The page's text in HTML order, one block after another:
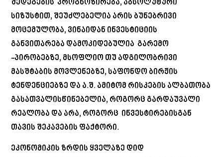
შედეგების პროგნოზირება, აბსოლუტური
სიზუსტით, შეუძლებელია არის ბუნებრივი
მოცემულობა, ვინაიდან ინვესტიციის
განვითარება დამოკიდებულია გარემო
-პირობებზე, მსოფლიო თუ ადგილობრივი
მასშტაბის მოვლენებზე, საფონდო ბირჟის
ტენდენციებზე და ა.შ. ამიტომ რისკების ალბათობა
გასათვალისწინებელია, როგორც გარდაუვალი
რეალობა და არა, როგორც ინვესტირებისგან
თავის შეკავების ფაქტორი.
ეკონომიკის ზრდის ყველაზე დიდ